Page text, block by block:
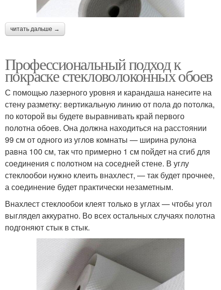
читать дальше →
Профессиональный подход к
покраске стекловолоконных обоев
С помощью лазерного уровня и карандаша нанесите на
стену разметку: вертикальную линию от пола до потолка,
по которой вы будете выравнивать край первого
полотна обоев. Она должна находиться на расстоянии
99 см от одного из углов комнаты — ширина рулона
равна 100 см, так что примерно 1 см пойдет на сгиб для
соединения с полотном на соседней стене. В углу
стеклообои нужно клеить внахлест, — так будет прочнее,
а соединение будет практически незаметным.
Внахлест стеклообои клеят только в углах — чтобы угол
выглядел аккуратно. Во всех остальных случаях полотна
подгоняют стык в стык.